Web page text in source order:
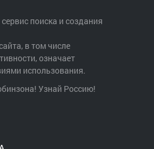
поиска и создания
в том числе
означает
использования.
Узнай Россию!